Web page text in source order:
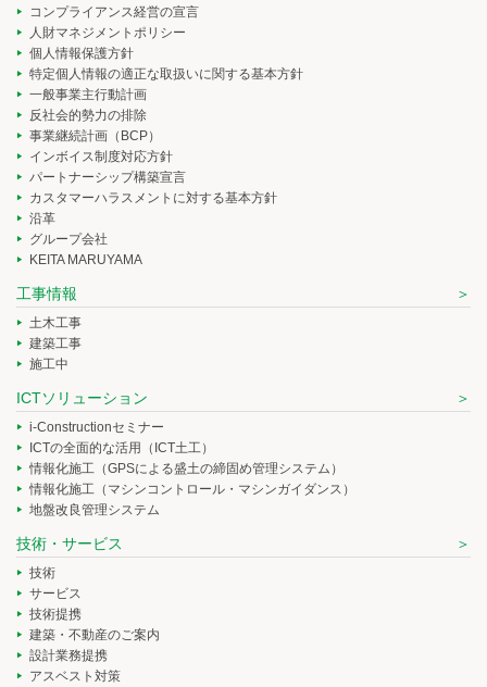
コンプライアンス経営の宣言
人財マネジメントポリシー
個人情報保護方針
特定個人情報の適正な取扱いに関する基本方針
一般事業主行動計画
反社会的勢力の排除
事業継続計画（BCP）
インボイス制度対応方針
パートナーシップ構築宣言
カスタマーハラスメントに対する基本方針
沿革
グループ会社
KEITA MARUYAMA
工事情報
土木工事
建築工事
施工中
ICTソリューション
i-Constructionセミナー
ICTの全面的な活用（ICT土工）
情報化施工（GPSによる盛土の締固め管理システム）
情報化施工（マシンコントロール・マシンガイダンス）
地盤改良管理システム
技術・サービス
技術
サービス
技術提携
建築・不動産のご案内
設計業務提携
アスベスト対策